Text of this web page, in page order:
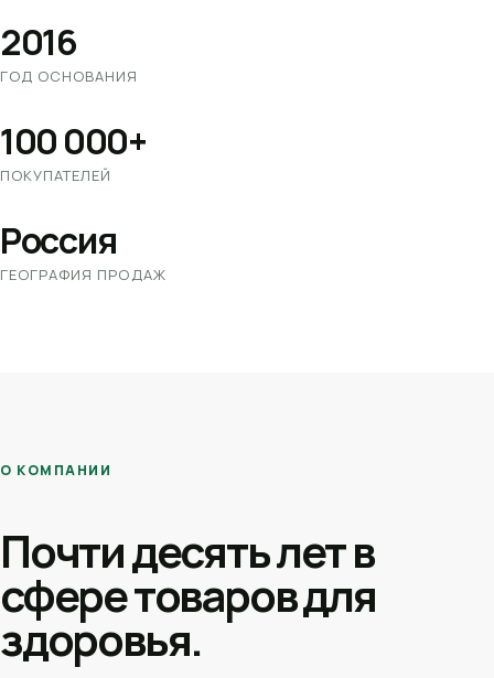
2016
ГОД ОСНОВАНИЯ
100 000+
ПОКУПАТЕЛЕЙ
Россия
ГЕОГРАФИЯ ПРОДАЖ
О КОМПАНИИ
Почти десять лет в
сфере товаров для
здоровья.